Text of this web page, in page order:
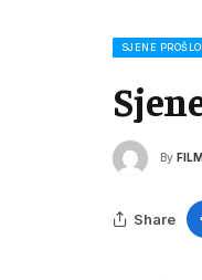
SJENE
By
Share